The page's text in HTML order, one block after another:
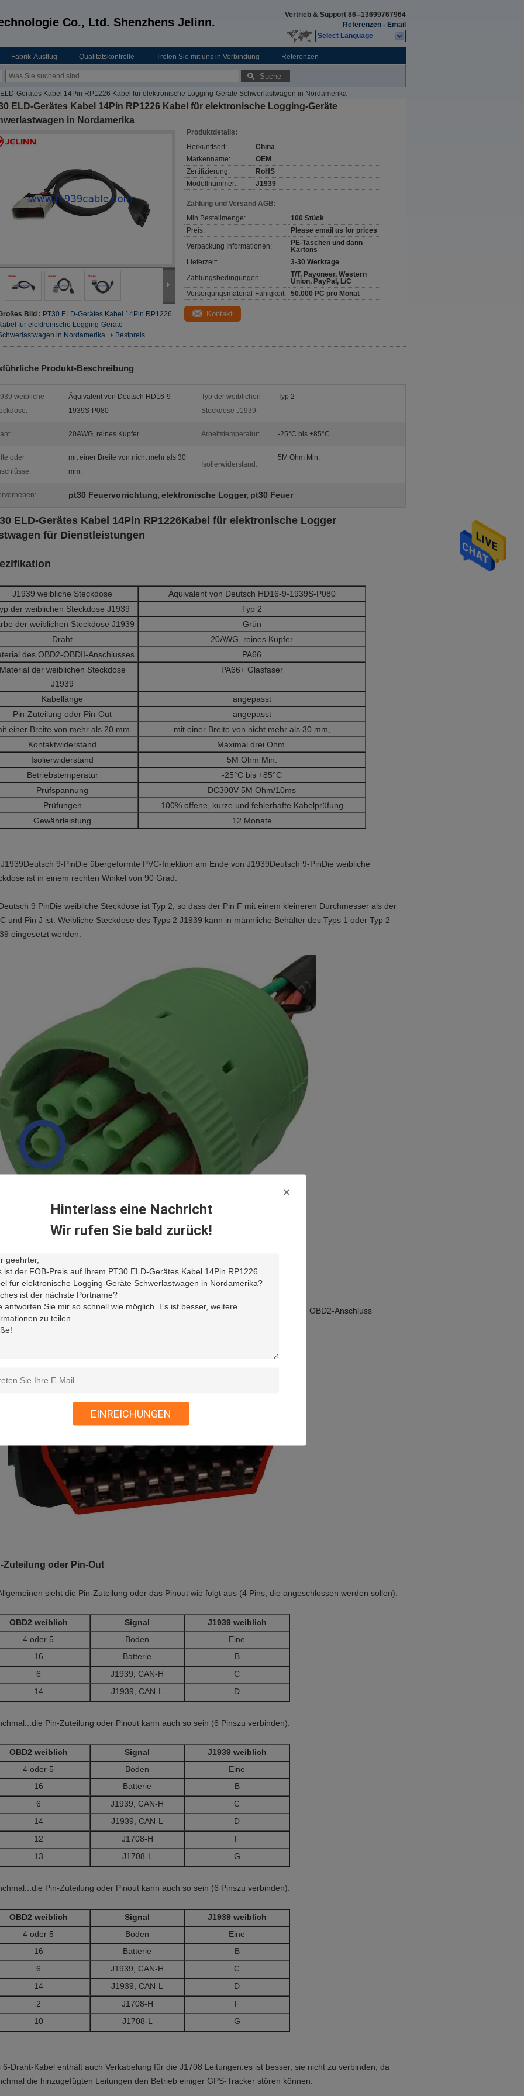
Co., Ltd. Shenzhens Jelinn.
Vertrieb & Support 86--13699767964
Referenzen - Email
Select Language
Fabrik-Ausflug Qualitätskontrolle Treten Sie mit uns in Verbindung Referenzen
Suche
ELD-Gerätes Kabel 14Pin RP1226 Kabel für elektronische Logging-Geräte Schwerlastwagen in Nordamerika
Hinterlass eine Nachricht
Wir rufen Sie bald zurück!
EINREICHUNGEN
ELD-Gerätes Kabel 14Pin RP1226 Kabel für elektronische Logging-Geräte
in Nordamerika
Bild : PT30 ELD-Gerätes Kabel 14Pin RP1226
für elektronische Logging-Geräte
in Nordamerika
Bestpreis
Produktdetails:
Herkunftsort:
China
Markenname:
OEM
Zertifizierung:
RoHS
Modellnummer:
J1939
Zahlung und Versand AGB:
Min Bestellmenge:
100 Stück
Preis:
Please email us for prices
Verpackung Informationen:
PE-Taschen und dann
Kartons
Lieferzeit:
3-30 Werktage
Zahlungsbedingungen:
T/T, Payoneer, Western
Union, PayPal, L/C
Versorgungsmaterial-Fähigkeit: 50.000 PC pro Monat
Kontakt
Produkt-Beschreibung
weibliche
Äquivalent von Deutsch HD16-9-
1939S-P080
Typ der weiblichen
Steckdose J1939:
Typ 2
20AWG, reines Kupfer Arbeitstemperatur: -25°C bis +85°C
oder
mit einer Breite von nicht mehr als 30
mm,
Isolierwiderstand:
5M Ohm Min.
pt30 Feuervorrichtung, elektronische Logger, pt30 Feuer
ELD-Gerätes Kabel 14Pin RP1226Kabel für elektronische Logger
für Dienstleistungen
J1939 weibliche Steckdose
Äquivalent von Deutsch HD16-9-1939S-P080
der weiblichen Steckdose J1939
Typ 2
der weiblichen Steckdose J1939
Grün
Draht
20AWG, reines Kupfer
des OBD2-OBDII-Anschlusses
PA66
Material der weiblichen Steckdose
J1939
PA66+ Glasfaser
Kabellänge
angepasst
Pin-Zuteilung oder Pin-Out
angepasst
einer Breite von mehr als 20 mm
mit einer Breite von nicht mehr als 30 mm,
Kontaktwiderstand
Maximal drei Ohm.
Isolierwiderstand
5M Ohm Min.
Betriebstemperatur
-25°C bis +85°C
Prüfspannung
DC300V 5M Ohm/10ms
Prüfungen
100% offene, kurze und fehlerhafte Kabelprüfung
Gewährleistung
12 Monate
Deutsch 9-PinDie übergeformte PVC-Injektion am Ende von J1939Deutsch 9-PinDie weibliche
ist in einem rechten Winkel von 90 Grad.
9 PinDie weibliche Steckdose ist Typ 2, so dass der Pin F mit einem kleineren Durchmesser als der
und Pin J ist. Weibliche Steckdose des Typs 2 J1939 kann in männliche Behälter des Typs 1 oder Typ 2
eingesetzt werden.
weibliche OBD2-Anschluss ist mit KET-Terminalen ausgestattet, die den weiblichen OBD2-Anschluss
Zuteilung oder Pin-Out
sieht die Pin-Zuteilung oder das Pinout wie folgt aus (4 Pins, die angeschlossen werden sollen):
OBD2 weiblich Signal
J1939 weiblich
4 oder 5
Boden
Eine
16
Batterie
B
6
J1939, CAN-H
C
14
J1939, CAN-L D
die Pin-Zuteilung oder Pinout kann auch so sein (6 Pinszu verbinden):
OBD2 weiblich Signal
J1939 weiblich
4 oder 5
Boden
Eine
16
Batterie
B
6
J1939, CAN-H
C
14
J1939, CAN-L
D
12
J1708-H
F
13
J1708-L G
die Pin-Zuteilung oder Pinout kann auch so sein (6 Pinszu verbinden):
OBD2 weiblich Signal
J1939 weiblich
4 oder 5
Boden
Eine
16
Batterie
B
6
J1939, CAN-H
C
14
J1939, CAN-L
D
2
J1708-H
F
10
J1708-L G
6-Draht-Kabel enthält auch Verkabelung für die J1708 Leitungen.es ist besser, sie nicht zu verbinden, da
die hinzugefügten Leitungen den Betrieb einiger GPS-Tracker stören können.